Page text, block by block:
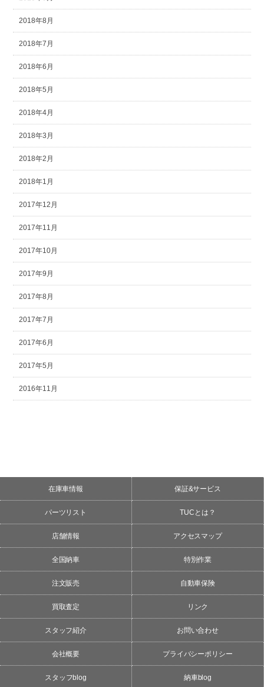
2018年8月
2018年7月
2018年6月
2018年5月
2018年4月
2018年3月
2018年2月
2018年1月
2017年12月
2017年11月
2017年10月
2017年9月
2017年8月
2017年7月
2017年6月
2017年5月
2016年11月
在庫車情報 保証&サービス
パーツリスト TUCとは？
店舗情報 アクセスマップ
全国納車 特別作業
注文販売 自動車保険
買取査定 リンク
スタッフ紹介 お問い合わせ
会社概要 プライバシーポリシー
スタッフblog 納車blog